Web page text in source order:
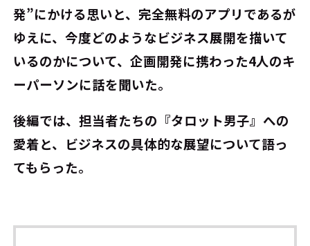
発”にかける思いと、完全無料のアプリであるが
ゆえに、今度どのようなビジネス展開を描いて
いるのかについて、企画開発に携わった4人のキ
ーパーソンに話を聞いた。
後編では、担当者たちの『タロット男子』への
愛着と、ビジネスの具体的な展望について語っ
てもらった。